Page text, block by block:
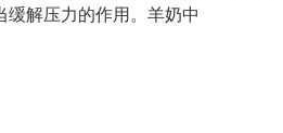
解压力的作用。羊奶中